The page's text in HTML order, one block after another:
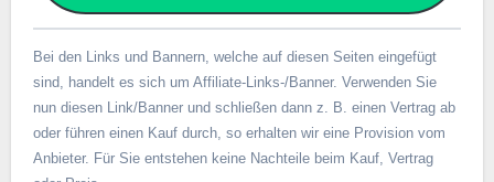
Bei den Links und Bannern, welche auf diesen Seiten eingefügt
sind, handelt es sich um Affiliate-Links-/Banner. Verwenden Sie
nun diesen Link/Banner und schließen dann z. B. einen Vertrag ab
oder führen einen Kauf durch, so erhalten wir eine Provision vom
Anbieter. Für Sie entstehen keine Nachteile beim Kauf, Vertrag